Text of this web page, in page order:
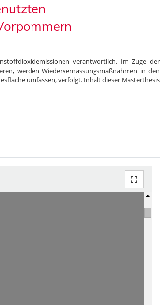
verantwortlich. Im Zuge der
werden Wiedervernässungsmaßnahmen in den
umfassen, verfolgt. Inhalt dieser Masterthesis